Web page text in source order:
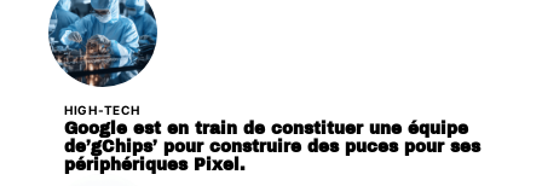
HIGH-TECH
Google est en train de constituer une équipe
de’gChips’ pour construire des puces pour ses
périphériques Pixel.